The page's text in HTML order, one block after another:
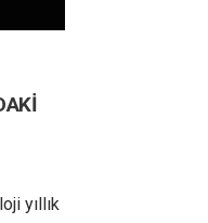
yıllık